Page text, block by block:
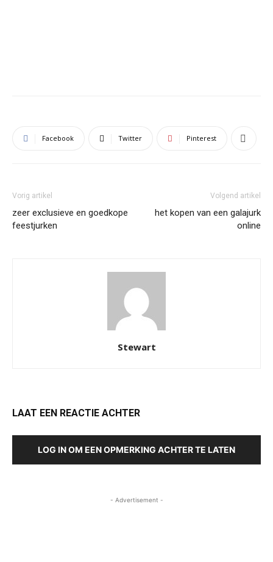
Facebook Twitter Pinterest
Vorig artikel
zeer exclusieve en goedkope
feestjurken
Volgend artikel
het kopen van een galajurk
online
Stewart
LAAT EEN REACTIE ACHTER
LOG IN OM EEN OPMERKING ACHTER TE LATEN
- Advertisement -